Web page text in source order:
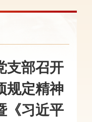
支部召开
规定精神
《习近平